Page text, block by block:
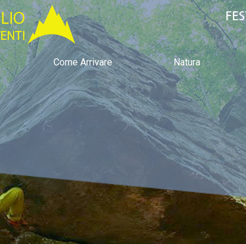
Come Arrivare Natura